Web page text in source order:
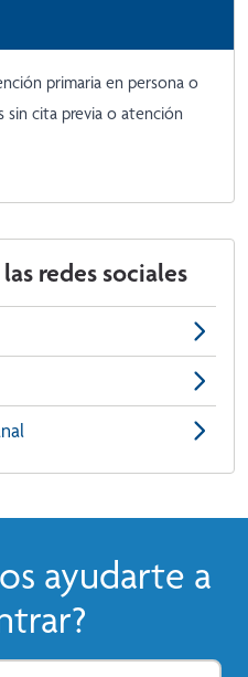
primaria en persona o
cita previa o atención
redes sociales
ayudarte a